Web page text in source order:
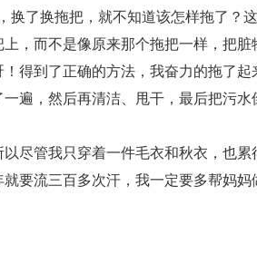
换了换拖把，就不知道该怎样拖了？
，而不是像原来那个拖把一样，把脏
得到了正确的方法，我奋力的拖了起
遍，然后再清洁、甩干，最后把污水
尽管我只穿着一件毛衣和秋衣，也累
要流三百多次汗，我一定要多帮妈妈